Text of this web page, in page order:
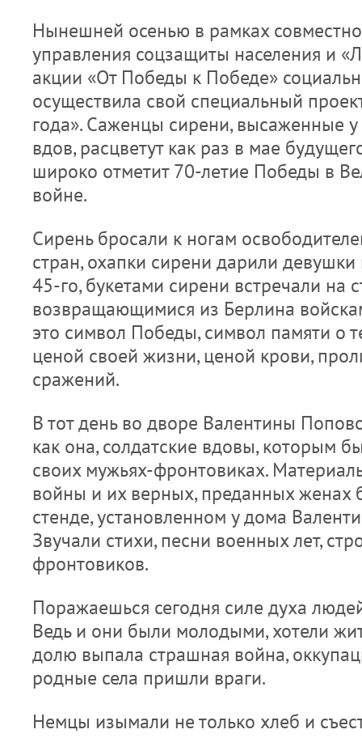
Нынешней осенью в рамках
управления соцзащиты населения и
акции «От Победы к Победе»
осуществила свой специальный
года». Саженцы сирени, высаженные
вдов, расцветут как раз в мае
широко отметит 70-летие Победы в
войне.
Сирень бросали к ногам
стран, охапки сирени дарили
45-го, букетами сирени встречали на
возвращающимися из Берлина
это символ Победы, символ памяти о
ценой своей жизни, ценой крови,
сражений.
В тот день во дворе Валентины
как она, солдатские вдовы, которым
своих мужьях-фронтовиках.
войны и их верных, преданных
стенде, установленном у дома
Звучали стихи, песни военных лет,
фронтовиков.
Поражаешься сегодня силе духа
Ведь и они были молодыми, хотели
долю выпала страшная война,
родные села пришли враги.
Немцы изымали не только хлеб и